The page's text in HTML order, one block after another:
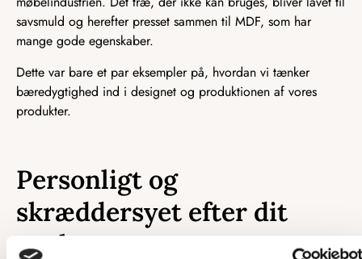
savsmuld og herefter presset sammen til MDF, som har
mange gode egenskaber.
Dette var bare et par eksempler på, hvordan vi tænker
bæredygtighed ind i designet og produktionen af vores
produkter.
Personligt og
skræddersyet efter dit
ønske